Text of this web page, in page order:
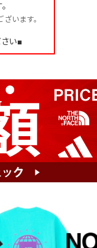
います。
い■